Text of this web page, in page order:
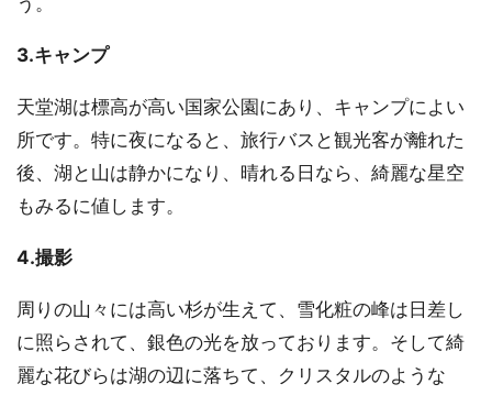
3.キャンプ
天堂湖は標高が高い国家公園にあり、キャンプによい
所です。特に夜になると、旅行バスと観光客が離れた
後、湖と山は静かになり、晴れる日なら、綺麗な星空
もみるに値します。
4.撮影
周りの山々には高い杉が生えて、雪化粧の峰は日差し
に照らされて、銀色の光を放っております。そして綺
麗な花びらは湖の辺に落ちて、クリスタルのような